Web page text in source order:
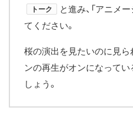
トーク
と進み、「アニメ
てください。
桜の演出を見たいのに見ら
ンの再生がオンになって
しょう。